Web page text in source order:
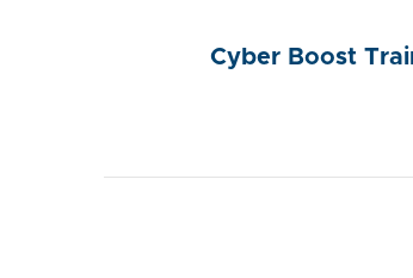
Cyber Boost